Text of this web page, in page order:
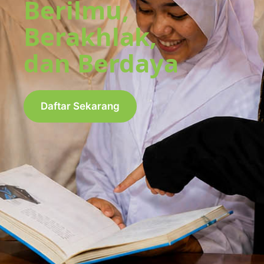
Berilmu,
Berakhlak,
dan Berdaya
Daftar Sekarang